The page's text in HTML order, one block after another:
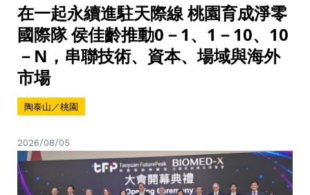
在一起永續進駐天際線 桃園育成淨零
國際隊 侯佳齡推動0－1、1－10、10
－N，串聯技術、資本、場域與海外
市場
陶泰山／桃園
2026/08/05